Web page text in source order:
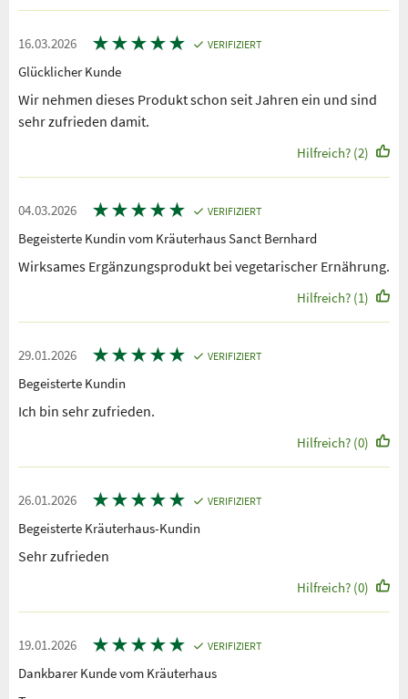
16.03.2026 ★★★★★ VERIFIZIERT
Glücklicher Kunde
Wir nehmen dieses Produkt schon seit Jahren ein und sind
sehr zufrieden damit.
Hilfreich? (2)
04.03.2026 ★★★★★ VERIFIZIERT
Begeisterte Kundin vom Kräuterhaus Sanct Bernhard
Wirksames Ergänzungsprodukt bei vegetarischer Ernährung.
Hilfreich? (1)
29.01.2026 ★★★★★ VERIFIZIERT
Begeisterte Kundin
Ich bin sehr zufrieden.
Hilfreich? (0)
26.01.2026 ★★★★★ VERIFIZIERT
Begeisterte Kräuterhaus-Kundin
Sehr zufrieden
Hilfreich? (0)
19.01.2026 ★★★★★ VERIFIZIERT
Dankbarer Kunde vom Kräuterhaus